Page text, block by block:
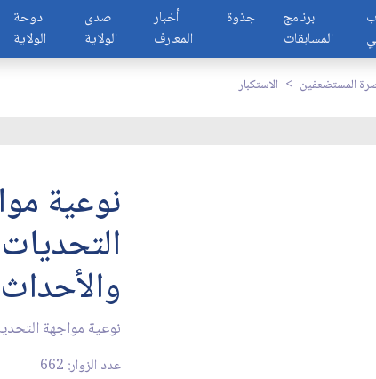
دوحة
الولاية
صدى
الولاية
أخبار
المعارف
جذوة
برنامج
المسابقات
المستضعفين الاستكبار
نوعية
التحديات
نوعية مواجهة
عدد الزوار: 662